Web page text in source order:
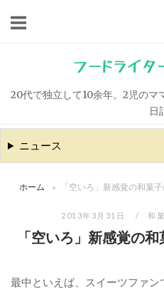
キ
ッ
フードライタ
20代で独立して10余年。2児のマ
日
ニュース
ホーム » 「空いろ」新感覚の和菓
2013年3月31日 和
「空いろ」新感覚の
最中といえば、スイーツファ